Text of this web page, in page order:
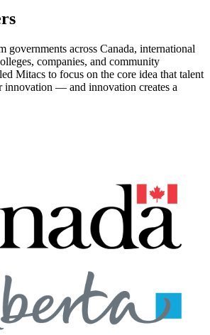
governments across Canada, international
companies, and community
Mitacs to focus on the core idea that talent
innovation — and innovation creates a